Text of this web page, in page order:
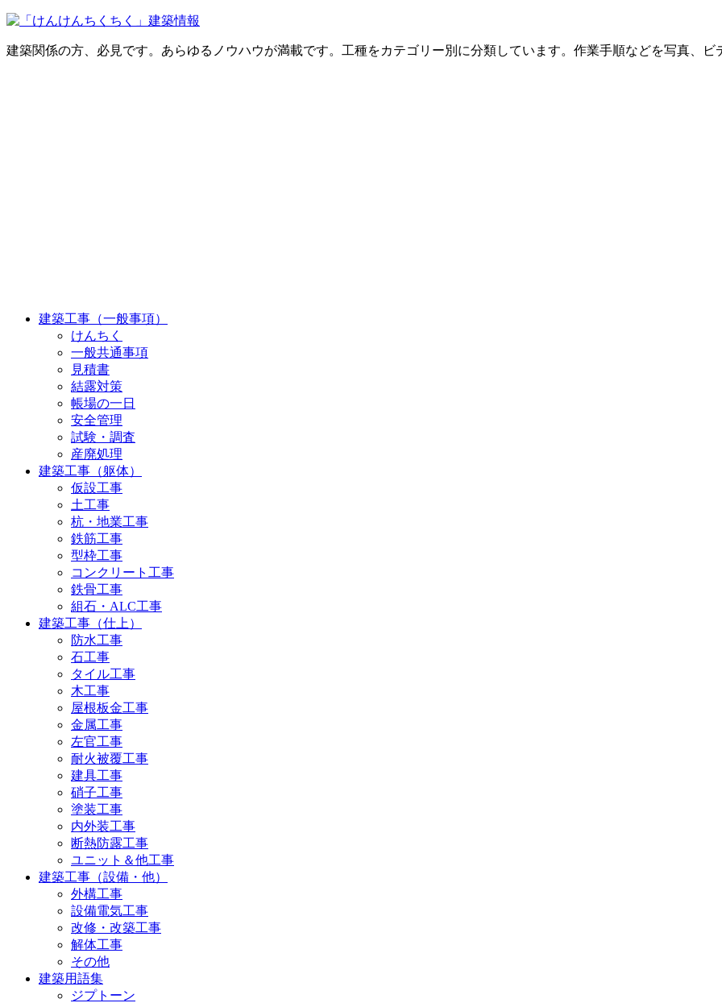
建築関係の方、必見です。あらゆるノウハウが満載です。工種をカテゴリー別に分類しています。作業手順などを写真、ビ
建築工事（一般事項）
けんちく
一般共通事項
見積書
結露対策
帳場の一日
安全管理
試験・調査
産廃処理
建築工事（躯体）
仮設工事
土工事
杭・地業工事
鉄筋工事
型枠工事
コンクリート工事
鉄骨工事
組石・ALC工事
建築工事（仕上）
防水工事
石工事
タイル工事
木工事
屋根板金工事
金属工事
左官工事
耐火被覆工事
建具工事
硝子工事
塗装工事
内外装工事
断熱防露工事
ユニット＆他工事
建築工事（設備・他）
外構工事
設備電気工事
改修・改築工事
解体工事
その他
建築用語集
ジプトーン